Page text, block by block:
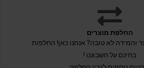
החלפת מוצרים
והמידה לא טובה? אנחנו כאן! החלפות
בחינם על חשבוננו !